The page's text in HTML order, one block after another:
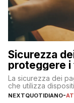
Sicurezza
proteggere
La sicurezza dei
che utilizza
NEXTQUOTIDIANO-